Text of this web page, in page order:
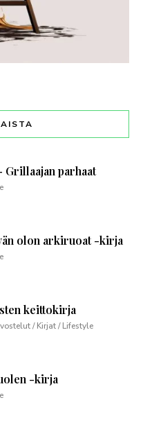
parhaat
olon arkiruoat -kirja
keittokirja
/ Kirjat / Lifestyle
-kirja